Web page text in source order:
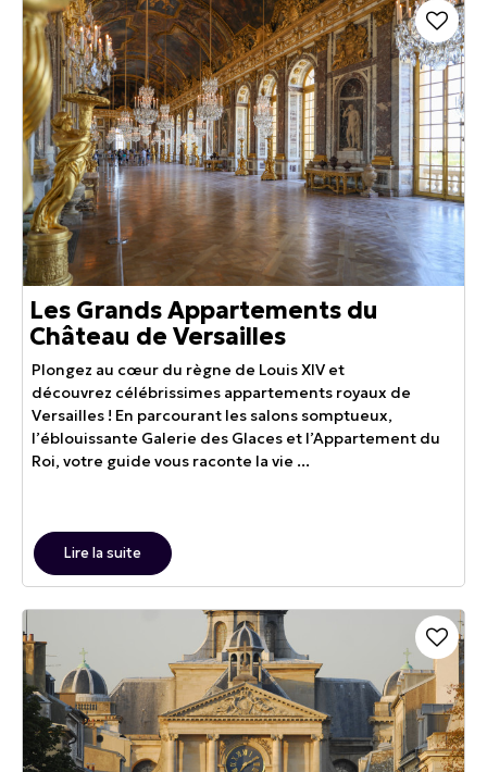
Les Grands Appartements du
Château de Versailles
Plongez au cœur du règne de Louis XIV et
découvrez célébrissimes appartements royaux de
Versailles ! En parcourant les salons somptueux,
l’éblouissante Galerie des Glaces et l’Appartement du
Roi, votre guide vous raconte la vie ...
Lire la suite